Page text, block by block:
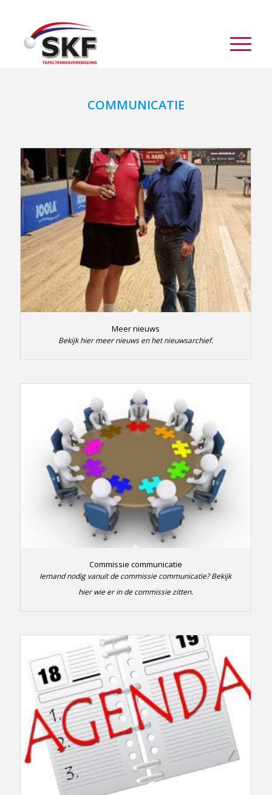
COMMUNICATIE
Meer nieuws
Bekijk hier meer nieuws en het nieuwsarchief.
Commissie communicatie
Iemand nodig vanuit de commissie communicatie? Bekijk
hier wie er in de commissie zitten.